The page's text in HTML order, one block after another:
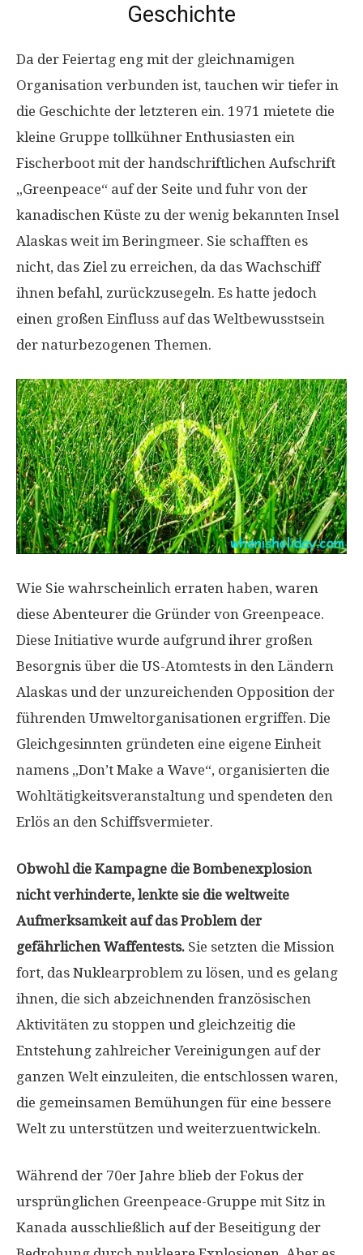
Geschichte
Da der Feiertag eng mit der gleichnamigen
Organisation verbunden ist, tauchen wir tiefer in
die Geschichte der letzteren ein. 1971 mietete die
kleine Gruppe tollkühner Enthusiasten ein
Fischerboot mit der handschriftlichen Aufschrift
„Greenpeace“ auf der Seite und fuhr von der
kanadischen Küste zu der wenig bekannten Insel
Alaskas weit im Beringmeer. Sie schafften es
nicht, das Ziel zu erreichen, da das Wachschiff
ihnen befahl, zurückzusegeln. Es hatte jedoch
einen großen Einfluss auf das Weltbewusstsein
der naturbezogenen Themen.
Wie Sie wahrscheinlich erraten haben, waren
diese Abenteurer die Gründer von Greenpeace.
Diese Initiative wurde aufgrund ihrer großen
Besorgnis über die US-Atomtests in den Ländern
Alaskas und der unzureichenden Opposition der
führenden Umweltorganisationen ergriffen. Die
Gleichgesinnten gründeten eine eigene Einheit
namens „Don’t Make a Wave“, organisierten die
Wohltätigkeitsveranstaltung und spendeten den
Erlös an den Schiffsvermieter.
Obwohl die Kampagne die Bombenexplosion
nicht verhinderte, lenkte sie die weltweite
Aufmerksamkeit auf das Problem der
gefährlichen Waffentests. Sie setzten die Mission
fort, das Nuklearproblem zu lösen, und es gelang
ihnen, die sich abzeichnenden französischen
Aktivitäten zu stoppen und gleichzeitig die
Entstehung zahlreicher Vereinigungen auf der
ganzen Welt einzuleiten, die entschlossen waren,
die gemeinsamen Bemühungen für eine bessere
Welt zu unterstützen und weiterzuentwickeln.
Während der 70er Jahre blieb der Fokus der
ursprünglichen Greenpeace-Gruppe mit Sitz in
Kanada ausschließlich auf der Beseitigung der